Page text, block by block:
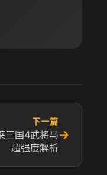
下一篇
三国4武将马
超强度解析
→